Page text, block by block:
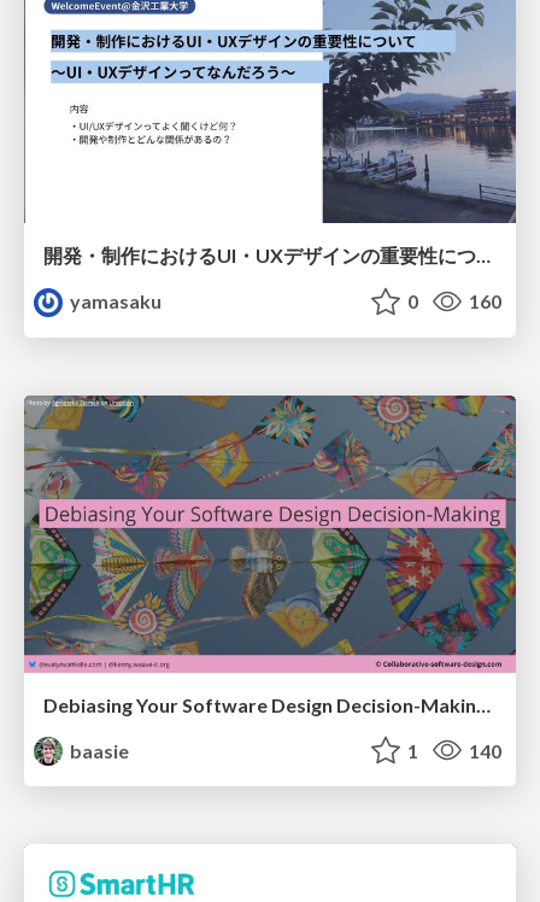
開発・制作におけるUI・UXデザインの重要性について～UI・UXデザインってなんだろう～
yamasaku
0 160
baasie
1 140